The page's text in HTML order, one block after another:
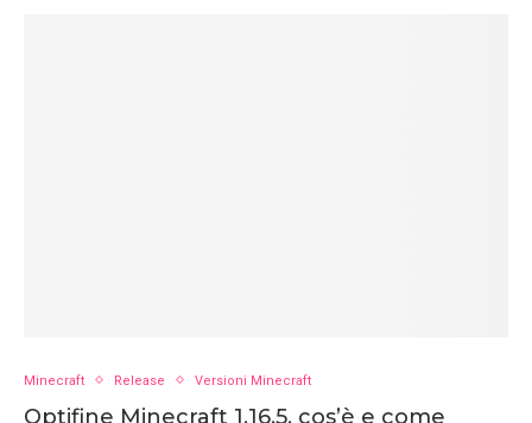
Minecraft Release Versioni Minecraft
Optifine Minecraft 1.16.5, cos’è e come